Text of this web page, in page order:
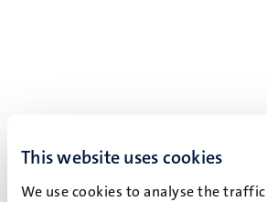
This website uses cookies
We use cookies to analyse the